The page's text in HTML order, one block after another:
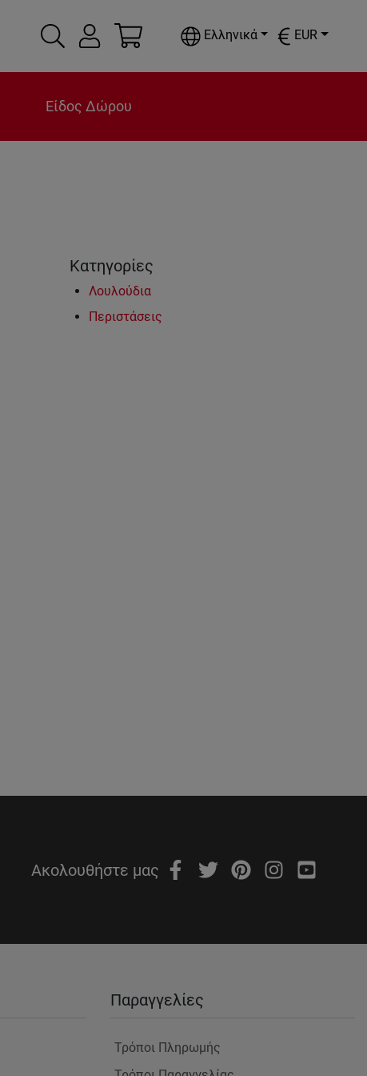
Ελληνικά EUR
Είδος Δώρου
Κατηγορίες
Λουλούδια
Περιστάσεις
Ακολουθήστε μας
Παραγγελίες
Τρόποι Πληρωμής